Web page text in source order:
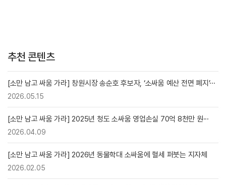
추천 콘텐츠
[소만 남고 싸움 가라] 창원시장 송순호 후보자, ‘소싸움 예산 전면 폐지’···
2026.05.15
[소만 남고 싸움 가라] 2025년 청도 소싸움 영업손실 70억 8천만 원···
2026.04.09
[소만 남고 싸움 가라] 2026년 동물학대 소싸움에 혈세 퍼붓는 지자체
2026.02.05